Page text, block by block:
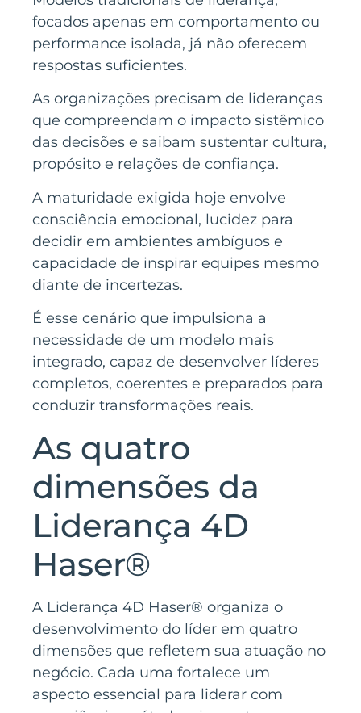
focados apenas em comportamento ou
performance isolada, já não oferecem
respostas suficientes.
As organizações precisam de lideranças
que compreendam o impacto sistêmico
das decisões e saibam sustentar cultura,
propósito e relações de confiança.
A maturidade exigida hoje envolve
consciência emocional, lucidez para
decidir em ambientes ambíguos e
capacidade de inspirar equipes mesmo
diante de incertezas.
É esse cenário que impulsiona a
necessidade de um modelo mais
integrado, capaz de desenvolver líderes
completos, coerentes e preparados para
conduzir transformações reais.
As quatro
dimensões da
Liderança 4D
Haser®
A Liderança 4D Haser® organiza o
desenvolvimento do líder em quatro
dimensões que refletem sua atuação no
negócio. Cada uma fortalece um
aspecto essencial para liderar com